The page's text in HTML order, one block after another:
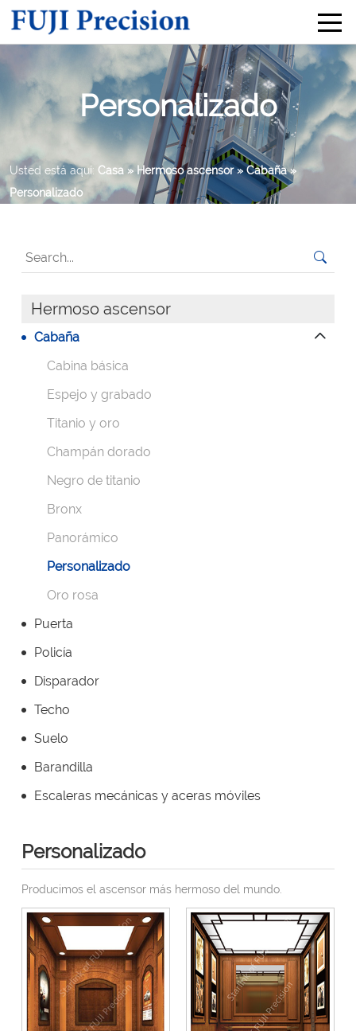
Personalizado
Usted está aquí: Casa » Hermoso ascensor » Cabaña »
Personalizado
Hermoso ascensor
Cabaña
Cabina básica
Espejo y grabado
Titanio y oro
Champán dorado
Negro de titanio
Bronx
Panorámico
Personalizado
Oro rosa
Puerta
Policía
Disparador
Techo
Suelo
Barandilla
Escaleras mecánicas y aceras móviles
Personalizado
Producimos el ascensor más hermoso del mundo.